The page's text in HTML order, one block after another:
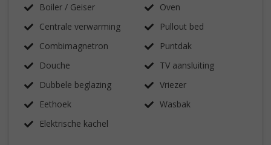
Boiler / Geiser
Centrale verwarming
Combimagnetron
Douche
Dubbele beglazing
Eethoek
Elektrische kachel
Oven
Pullout bed
Puntdak
TV aansluiting
Vriezer
Wasbak